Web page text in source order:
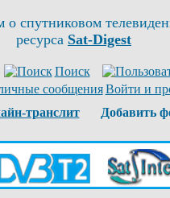
о спутниковом
ресурса Sat-Digest
Поиск
Войти и
транслит
Добавить